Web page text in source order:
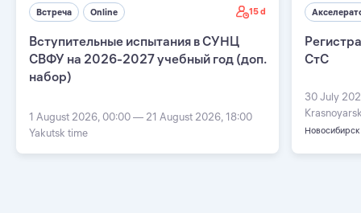
Встреча Online 15 d
Вступительные испытания в СУНЦ
СВФУ на 2026-2027 учебный год (доп.
набор)
1 August 2026, 00:00 — 21 August 2026, 18:00
Yakutsk time
СтС
30 July
Новосибирск